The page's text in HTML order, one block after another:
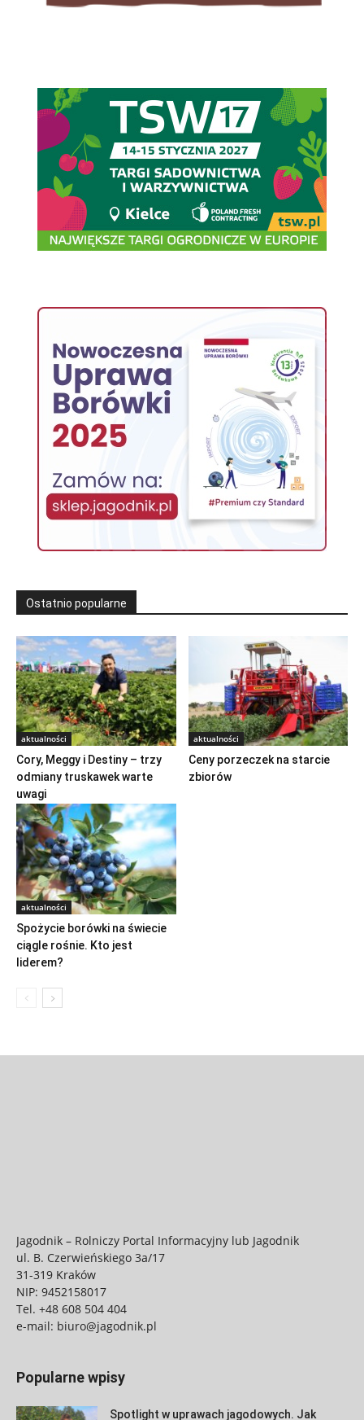
Ostatnio popularne
aktualności
Cory, Meggy i Destiny – trzy
odmiany truskawek warte
uwagi
aktualności
Ceny porzeczek na starcie
zbiorów
aktualności
Spożycie borówki na świecie
ciągle rośnie. Kto jest
liderem?
Jagodnik – Rolniczy Portal Informacyjny lub Jagodnik
ul. B. Czerwieńskiego 3a/17
31-319 Kraków
NIP: 9452158017
Tel. +48 608 504 404
e-mail: biuro@jagodnik.pl
Popularne wpisy
Spotlight w uprawach jagodowych. Jak